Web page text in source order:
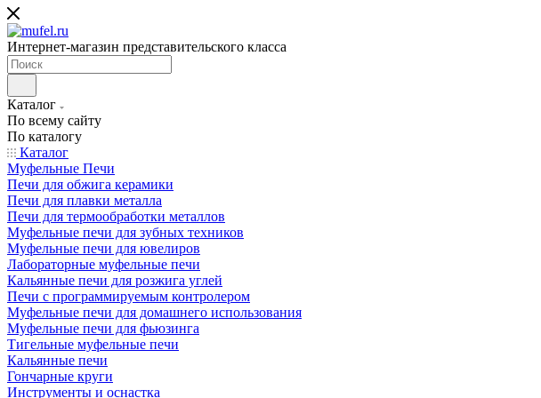
Интернет-магазин представительского класса
Каталог
По всему сайту
По каталогу
Каталог
Муфельные Печи
Печи для обжига керамики
Печи для плавки металла
Печи для термообработки металлов
Муфельные печи для зубных техников
Муфельные печи для ювелиров
Лабораторные муфельные печи
Кальянные печи для розжига углей
Печи с программируемым контролером
Муфельные печи для домашнего использования
Муфельные печи для фьюзинга
Тигельные муфельные печи
Кальянные печи
Гончарные круги
Инструменты и оснастка